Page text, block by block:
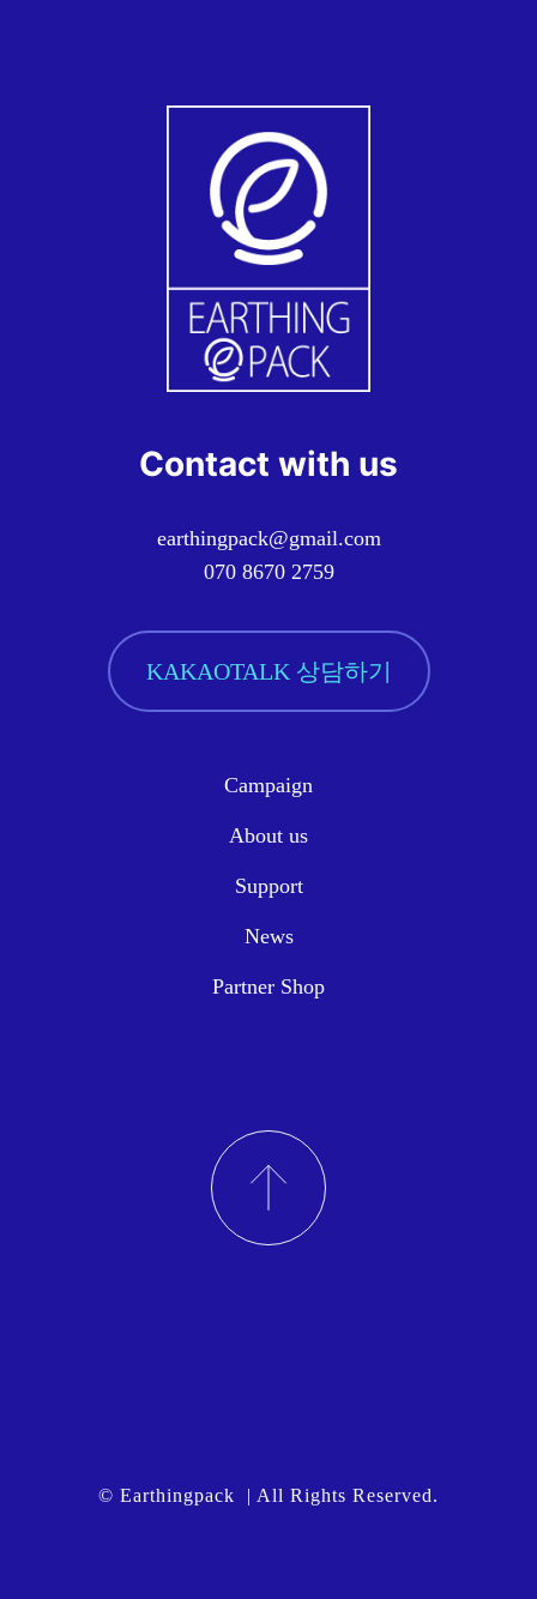
Contact with us
earthingpack@gmail.com
070 8670 2759
KAKAOTALK 상담하기
Campaign
About us
Support
News
Partner Shop
© Earthingpack | All Rights Reserved.